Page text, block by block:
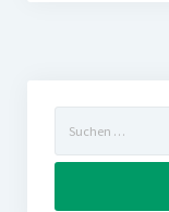
nach: